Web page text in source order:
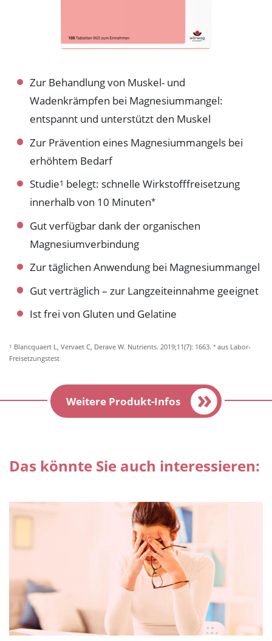
Zur Behandlung von Muskel- und
Wadenkrämpfen bei Magnesiummangel:
entspannt und unterstützt den Muskel
Zur Prävention eines Magnesiummangels bei
erhöhtem Bedarf
Studie1 belegt: schnelle Wirkstofffreisetzung
innerhalb von 10 Minuten*
Gut verfügbar dank der organischen
Magnesiumverbindung
Zur täglichen Anwendung bei Magnesiummangel
Gut verträglich – zur Langzeiteinnahme geeignet
Ist frei von Gluten und Gelatine
1 Blancquaert L, Vervaet C, Derave W. Nutrients. 2019;11(7): 1663. * aus Labor-
Freisetzungstest
Weitere Produkt-Infos
Das könnte Sie auch interessieren: